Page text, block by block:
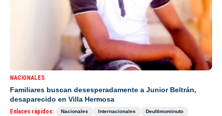
NACIONALES
Familiares buscan desesperadamente a Junior Beltrán,
desaparecido en Villa Hermosa
Enlaces rápidos: Nacionales Internacionales
Deultimominuto